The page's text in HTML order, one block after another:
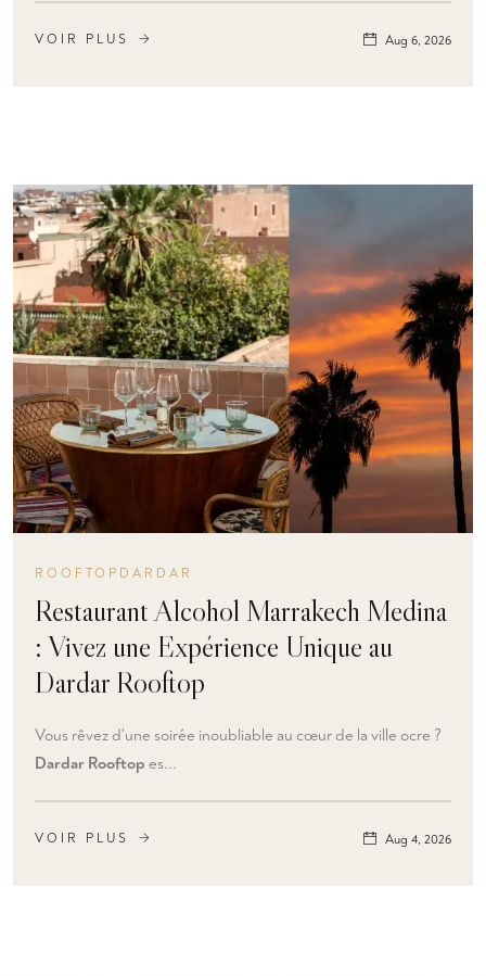
VOIR PLUS Aug 6, 2026
ROOFTOPDARDAR
Restaurant Alcohol Marrakech Medina
: Vivez une Expérience Unique au
Dardar Rooftop
Vous rêvez d'une soirée inoubliable au cœur de la ville ocre ?
Dardar Rooftop es...
VOIR PLUS Aug 4, 2026